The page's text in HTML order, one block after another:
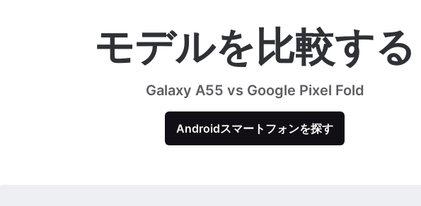
モデルを比較する
Galaxy A55 vs Google Pixel Fold
Androidスマートフォンを探す